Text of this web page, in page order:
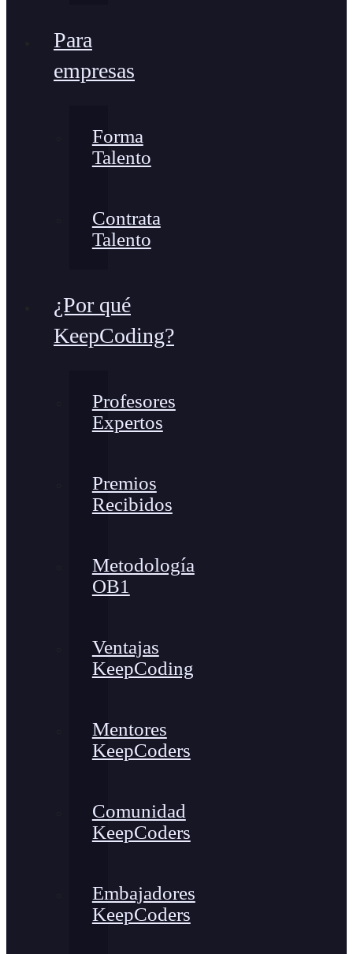
Para
empresas
Forma
Talento
Contrata
Talento
¿Por qué
KeepCoding?
Profesores
Expertos
Premios
Recibidos
Metodología
OB1
Ventajas
KeepCoding
Mentores
KeepCoders
Comunidad
KeepCoders
Embajadores
KeepCoders